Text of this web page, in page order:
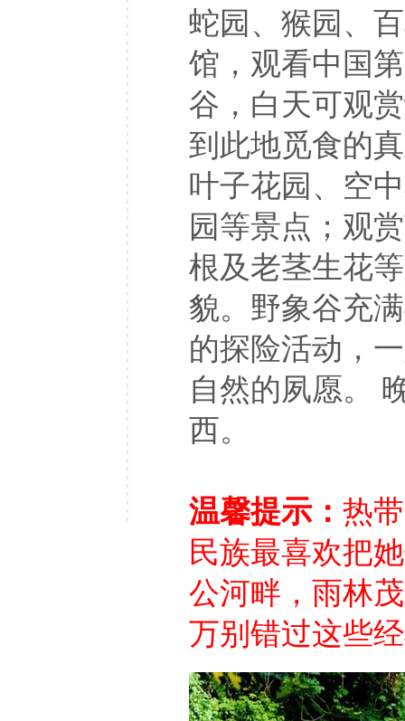
蛇园、猴园、
馆，观看中国
谷，白天可观
到此地觅食的
叶子花园、空
园等景点；观
根及老茎生花
貌。野象谷充
的探险活动，
自然的夙愿。
西。
温馨提示： 热
民族最喜欢把
公河畔，雨林
万别错过这些